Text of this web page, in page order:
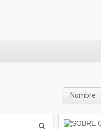
Nombre